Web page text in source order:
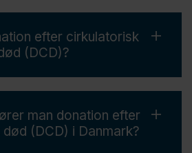
efter cirkulatorisk
(DCD)?
efter døden er
uopretteligt ophør af
man donation efter
(DCD) i Danmark?